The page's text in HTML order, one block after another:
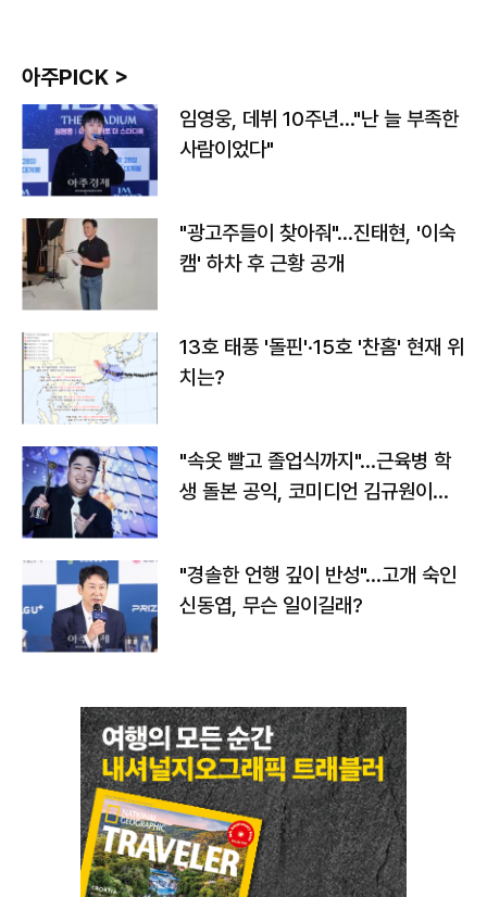
아주PICK >
임영웅, 데뷔 10주년…"난 늘 부족한
사람이었다"
"광고주들이 찾아줘"…진태현, '이숙
캠' 하차 후 근황 공개
13호 태풍 '돌핀'·15호 '찬홈' 현재 위
치는?
"속옷 빨고 졸업식까지"…근육병 학
생 돌본 공익, 코미디언 김규원이었
"경솔한 언행 깊이 반성"…고개 숙인
신동엽, 무슨 일이길래?